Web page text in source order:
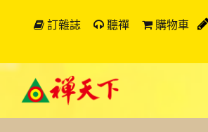
訂雜誌 聽禪 購物車